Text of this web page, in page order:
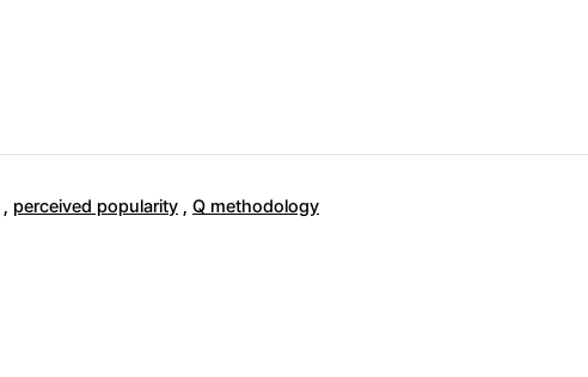
, perceived popularity , Q methodology